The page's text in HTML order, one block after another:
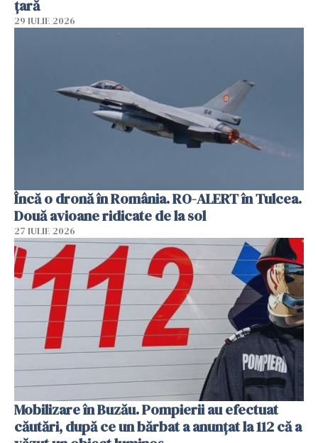
țară
29 IULIE 2026
Încă o dronă în România. RO-ALERT în Tulcea.
Două avioane ridicate de la sol
27 IULIE 2026
Mobilizare în Buzău. Pompierii au efectuat
căutări, după ce un bărbat a anunțat la 112 că a